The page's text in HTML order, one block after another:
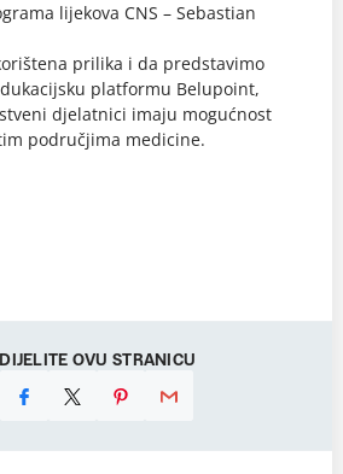
lijekova CNS – Sebastian
prilika i da predstavimo
platformu Belupoint,
djelatnici imaju mogućnost
područjima medicine.
OVU STRANICU